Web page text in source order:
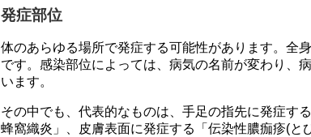
発症部位
体のあらゆる場所で発症する可能性があります。全
です。感染部位によっては、病気の名前が変わり、
います。
その中でも、代表的なものは、手足の指先に発症す
蜂窩織炎」、皮膚表面に発症する「伝染性膿痂疹(と